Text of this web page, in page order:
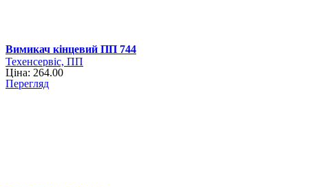
Вимикач кінцевий ПП 744
Техенсервіс, ПП
Ціна: 264.00
Перегляд